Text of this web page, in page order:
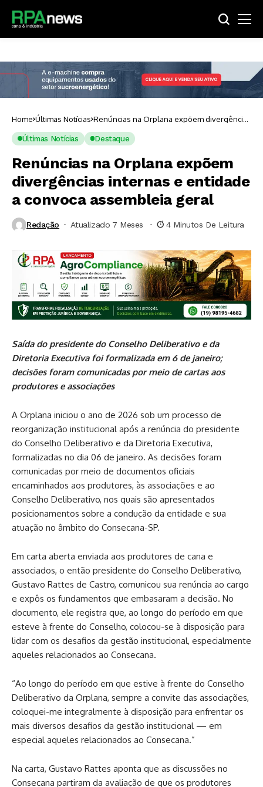
Home Últimas Notícias Renúncias na Orplana expõem divergências
internas e entidade a convoca assembleia
geral
Últimas Notícias Destaque
Renúncias na Orplana expõem
divergências internas e entidade
a convoca assembleia geral
Redação Atualizado 7 Meses ⁮ 4 Minutos De Leitura
Saída do presidente do Conselho Deliberativo e da
Diretoria Executiva foi formalizada em 6 de janeiro;
decisões foram comunicadas por meio de cartas aos
produtores e associações
A Orplana iniciou o ano de 2026 sob um processo de
reorganização institucional após a renúncia do presidente
do Conselho Deliberativo e da Diretoria Executiva,
formalizadas no dia 06 de janeiro. As decisões foram
comunicadas por meio de documentos oficiais
encaminhados aos produtores, às associações e ao
Conselho Deliberativo, nos quais são apresentados
posicionamentos sobre a condução da entidade e sua
atuação no âmbito do Consecana-SP.
Em carta aberta enviada aos produtores de cana e
associados, o então presidente do Conselho Deliberativo,
Gustavo Rattes de Castro, comunicou sua renúncia ao cargo
e expôs os fundamentos que embasaram a decisão. No
documento, ele registra que, ao longo do período em que
esteve à frente do Conselho, colocou-se à disposição para
lidar com os desafios da gestão institucional, especialmente
aqueles relacionados ao Consecana.
“Ao longo do período em que estive à frente do Conselho
Deliberativo da Orplana, sempre a convite das associações,
coloquei-me integralmente à disposição para enfrentar os
mais diversos desafios da gestão institucional — em
especial aqueles relacionados ao Consecana.”
Na carta, Gustavo Rattes aponta que as discussões no
Consecana partiram da avaliação de que os produtores